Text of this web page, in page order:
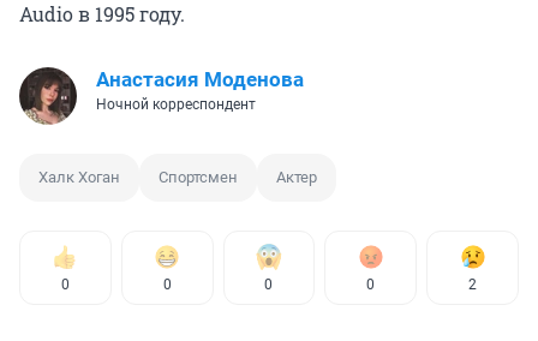
Audio в 1995 году.
Анастасия Моденова
Ночной корреспондент
Халк Хоган Спортсмен Актер
0 0 0 0 2